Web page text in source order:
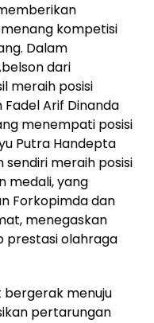
kompetisi
Dalam
dari
meraih posisi
Fadel Arif Dinanda
menempati posisi
Putra Handepta
sendiri meraih posisi
medali, yang
Forkopimda dan
menegaskan
prestasi olahraga
bergerak menuju
pertarungan